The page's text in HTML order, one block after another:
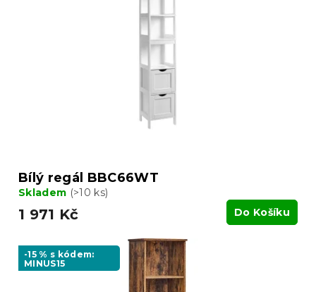
Bílý regál BBC66WT
Skladem (>10 ks)
1 971 Kč Do Košíku
-15 % s kódem:
MINUS15